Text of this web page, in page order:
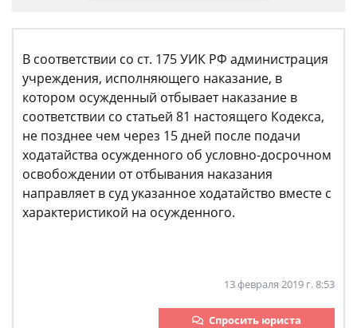
В соответствии со ст. 175 УИК РФ администрация
учреждения, исполняющего наказание, в
котором осужденный отбывает наказание в
соответствии со статьей 81 настоящего Кодекса,
не позднее чем через 15 дней после подачи
ходатайства осужденного об условно-досрочном
освобождении от отбывания наказания
направляет в суд указанное ходатайство вместе с
характеристикой на осужденного.
13 февраля 2019 г. 8:53
Спросить юриста